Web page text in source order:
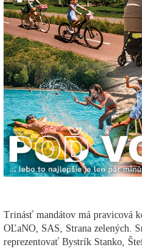
Trinásť mandátov má pravicová
OĽaNO, SAS, Strana zelených.
reprezentovať Bystrík Stanko,